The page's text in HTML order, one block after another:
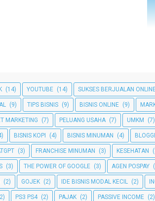
(14) YOUTUBE (14) SUKSES BERJUALAN
(9) TIPS BISNIS (9) BISNIS ONLINE (9)
MARKETING (7) PELUANG USAHA (7) UMKM (7)
BISNIS KOPI (4) BISNIS MINUMAN (4)
(3) FRANCHISE MINUMAN (3) KESEHATAN
(3) THE POWER OF GOOGLE (3) AGEN POSPAY
(2) GOJEK (2) IDE BISNIS MODAL KECIL (2)
PS3 PS4 (2) PAJAK (2) PASSIVE INCOME (2)